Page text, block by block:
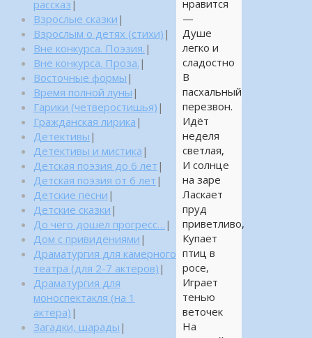
нравится
—
Душе
легко и
сладостно
В
пасхальный
перезвон.
Идёт
неделя
светлая,
И солнце
на заре
Ласкает
пруд
приветливо,
Купает
птиц в
росе,
Играет
тенью
веточек
На
рассказ |
Взрослые сказки |
Взрослым о детях (стихи) |
Вне конкурса. Поэзия. |
Вне конкурса. Проза. |
Восточные формы |
Время полной луны |
Гарики (четверостишья) |
Гражданская лирика |
Детективы |
Детективы и мистика |
Детская поэзия до 6 лет |
Детская поэзия от 6 лет |
Детские песни |
Детские сказки |
До чего дошел прогресс… |
Дом с привидениями |
Драматургия для камерного
театра (для 2-7 актеров) |
Драматургия для
моноспектакля (на 1
актера) |
Загадки, шарады |